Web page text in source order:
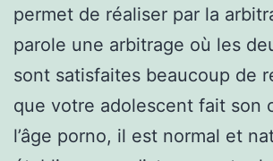
permet de réaliser par la
parole une arbitrage où les
sont satisfaites beaucoup de
que votre adolescent fait son
l’âge porno, il est normal et